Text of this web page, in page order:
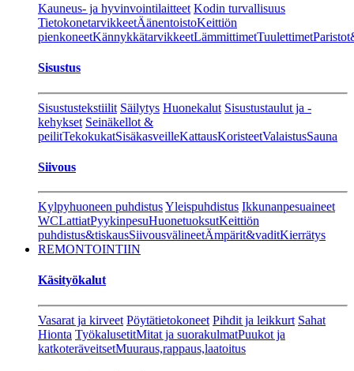
Kauneus- ja hyvinvointilaitteet Kodin turvallisuus
TietokonetarvikkeetÄänentoistoKeittiön
pienkoneetKännykkätarvikkeetLämmittimetTuulettimet
Sisustus
Sisustustekstiilit Säilytys Huonekalut Sisustustaulut ja -
kehykset Seinäkellot &
peilitTekokukatSisäkasveilleKattausKoristeetValaistusSauna
Siivous
Kylpyhuoneen puhdistusYleispuhdistus Ikkunanpesuaineet
WCLattiatPyykinpesuHuonetuoksutKeittiön
puhdistus&tiskausSiivousvälineetÄmpärit&vaditKierrätys
REMONTOINTIIN
Käsityökalut
Vasarat ja kirveet Pöytätietokoneet Pihdit ja leikkurt Sahat
Hionta TyökalusetitMitat ja suorakulmatPuukot ja
katkoteräveitsetMuuraus,rappaus,laatoitus